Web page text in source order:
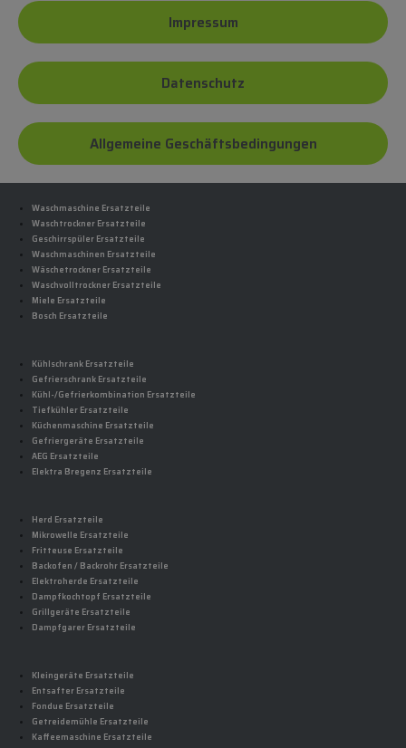
Impressum
Datenschutz
Allgemeine Geschäftsbedingungen
Waschmaschine Ersatzteile
Waschtrockner Ersatzteile
Geschirrspüler Ersatzteile
Waschmaschinen Ersatzteile
Wäschetrockner Ersatzteile
Waschvolltrockner Ersatzteile
Miele Ersatzteile
Bosch Ersatzteile
Kühlschrank Ersatzteile
Gefrierschrank Ersatzteile
Kühl-/Gefrierkombination Ersatzteile
Tiefkühler Ersatzteile
Küchenmaschine Ersatzteile
Gefriergeräte Ersatzteile
AEG Ersatzteile
Elektra Bregenz Ersatzteile
Herd Ersatzteile
Mikrowelle Ersatzteile
Fritteuse Ersatzteile
Backofen / Backrohr Ersatzteile
Elektroherde Ersatzteile
Dampfkochtopf Ersatzteile
Grillgeräte Ersatzteile
Dampfgarer Ersatzteile
Kleingeräte Ersatzteile
Entsafter Ersatzteile
Fondue Ersatzteile
Getreidemühle Ersatzteile
Kaffeemaschine Ersatzteile